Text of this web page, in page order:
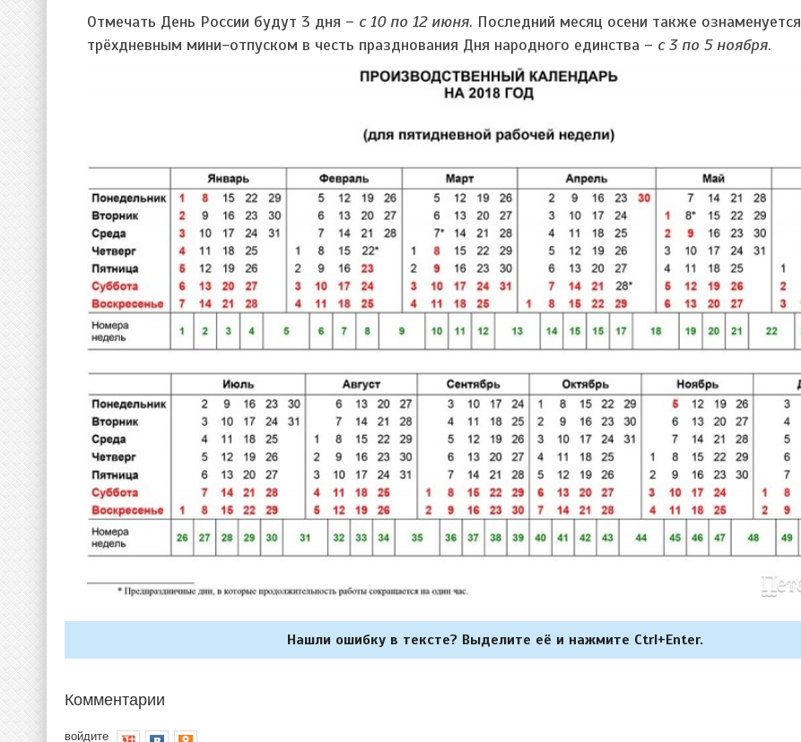
Отмечать День России будут 3 дня – с 10 по 12 июня. Последний месяц осени также ознаменуется
трёхдневным мини-отпуском в честь празднования Дня народного единства – с 3 по 5 ноября.
Нашли ошибку в тексте? Выделите её и нажмите Ctrl+Enter.
Комментарии
войдите